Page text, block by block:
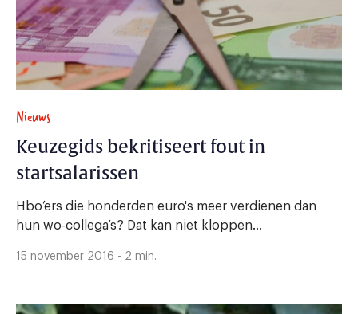
Nieuws
Keuzegids bekritiseert fout in
startsalarissen
Hbo’ers die honderden euro's meer verdienen dan
hun wo-collega’s? Dat kan niet kloppen...
15 november 2016 - 2 min.